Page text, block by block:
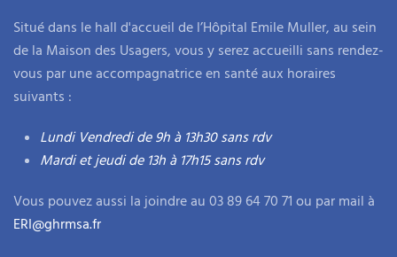
Situé dans le hall d'accueil de l’Hôpital Emile Muller, au sein
de la Maison des Usagers, vous y serez accueilli sans rendez-
vous par une accompagnatrice en santé aux horaires
suivants :
Lundi Vendredi de9h à 13h30sans rdv
Mardi et jeudi de 13h à 17h15 sans rdv
Vous pouvez aussi la joindre au 03 89 64 70 71 ou par mail à
ERI@ghrmsa.fr